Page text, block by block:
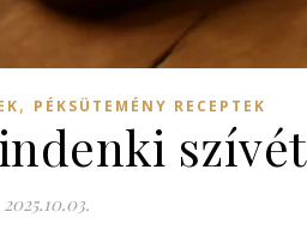
, PÉKSÜTEMÉNY RECEPTEK
2025.10.03.